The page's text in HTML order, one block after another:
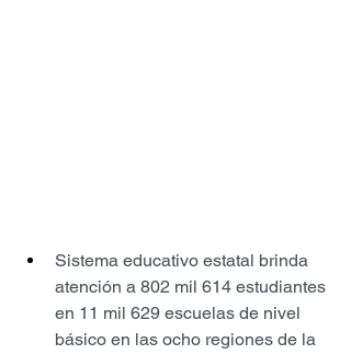
Sistema educativo estatal brinda
atención a 802 mil 614 estudiantes
en 11 mil 629 escuelas de nivel
básico en las ocho regiones de la